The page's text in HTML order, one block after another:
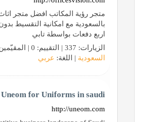
متجر رؤية المكاتب افضل متجر
بالسعودية مع امكانية التقسيط
اربع دفعات بواسطة تابي
الزيارات: 337 | التقييم: 0 | المقيّمين: 0 | الدولة:
السعودية | اللغة: عربي
Uneom for Uniforms in saudi
http://uneom.com